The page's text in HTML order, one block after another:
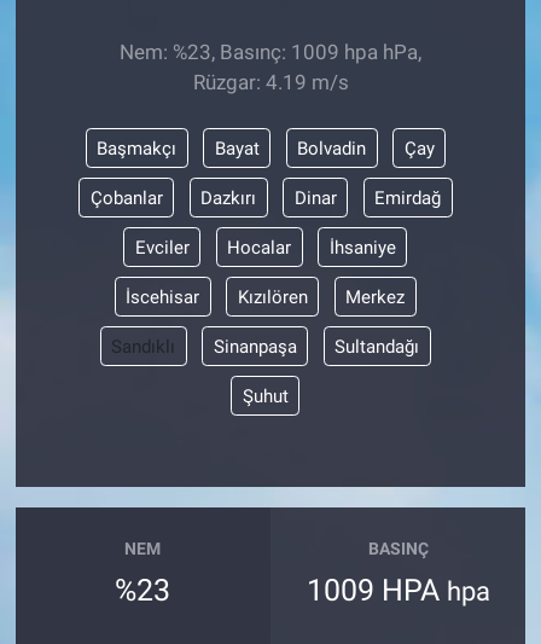
Nem: %23, Basınç: 1009 hpa hPa,
Rüzgar: 4.19 m/s
Başmakçı Bayat Bolvadin Çay
Çobanlar Dazkırı Dinar Emirdağ
Evciler Hocalar İhsaniye
İscehisar Kızılören Merkez
Sandıklı Sinanpaşa Sultandağı
Şuhut
NEM
%23
BASINÇ
1009 HPA hpa